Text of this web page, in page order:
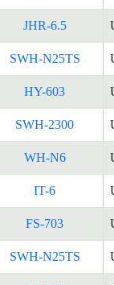
JHR-6.5
SWH-N25TS
HY-603
SWH-2300
WH-N6
IT-6
FS-703
SWH-N25TS